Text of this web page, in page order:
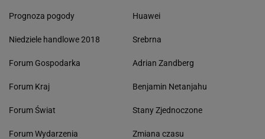
Prognoza pogody
Niedziele handlowe 2018
Forum Gospodarka
Forum Kraj
Forum Świat
Forum Wydarzenia
Huawei
Srebrna
Adrian Zandberg
Benjamin Netanjahu
Stany Zjednoczone
Zmiana czasu